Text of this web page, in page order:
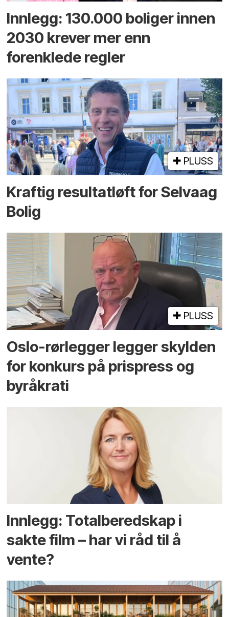
Innlegg: 130.000 boliger innen
2030 krever mer enn
forenklede regler
PLUSS
Kraftig resultatløft for Selvaag
Bolig
PLUSS
Oslo-rørlegger legger skylden
for konkurs på prispress og
byråkrati
Innlegg: Totalberedskap i
sakte film – har vi råd til å
vente?